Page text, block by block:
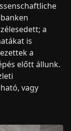
a
is
a
előtt állunk.
vagy